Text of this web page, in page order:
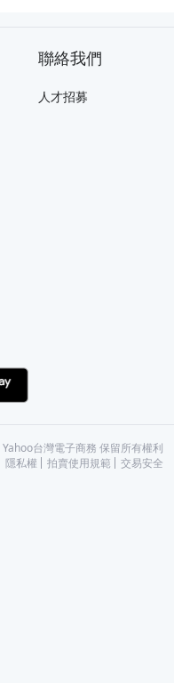
聯絡我們
人才招募
Yahoo台灣電子商務 保留所有權利
隱私權 拍賣使用規範 交易安全